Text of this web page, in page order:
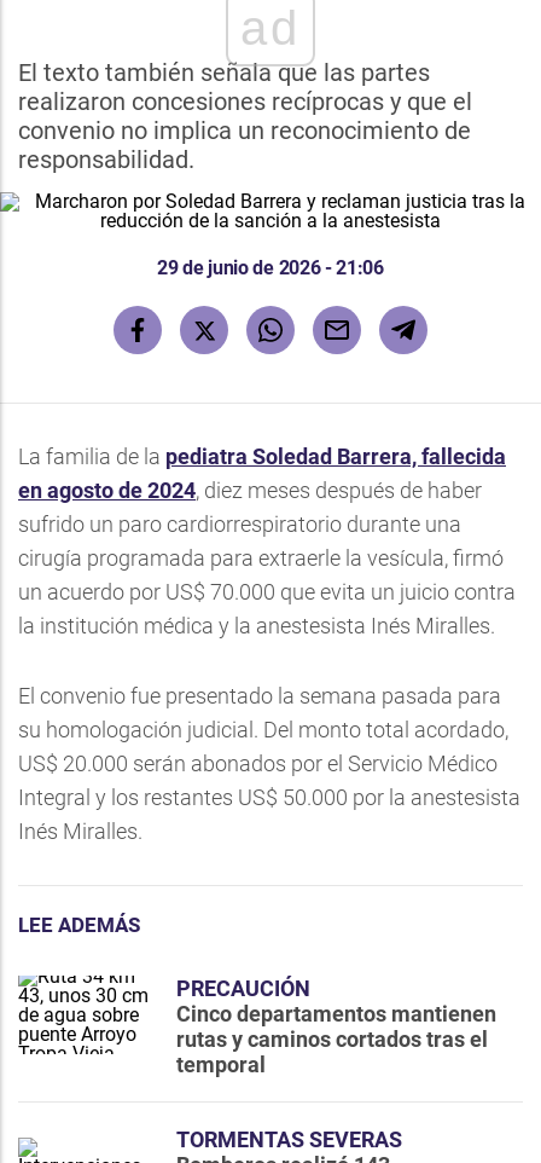
ad
El texto también señala que las partes
realizaron concesiones recíprocas y que el
convenio no implica un reconocimiento de
responsabilidad.
29 de junio de 2026 - 21:06
La familia de la pediatra Soledad Barrera, fallecida
en agosto de 2024, diez meses después de haber
sufrido un paro cardiorrespiratorio durante una
cirugía programada para extraerle la vesícula, firmó
un acuerdo por US$ 70.000 que evita un juicio contra
la institución médica y la anestesista Inés Miralles.
El convenio fue presentado la semana pasada para
su homologación judicial. Del monto total acordado,
US$ 20.000 serán abonados por el Servicio Médico
Integral y los restantes US$ 50.000 por la anestesista
Inés Miralles.
LEE ADEMÁS
PRECAUCIÓN
Cinco departamentos mantienen
rutas y caminos cortados tras el
temporal
TORMENTAS SEVERAS